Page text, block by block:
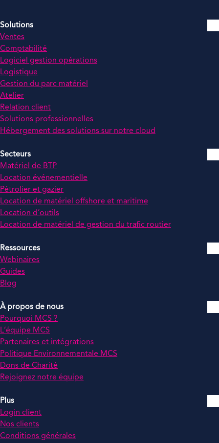
Solutions
Ventes
Comptabilité
Logiciel gestion opérations
Logistique
Gestion du parc matériel
Atelier
Relation client
Solutions professionnelles
Hébergement des solutions sur notre cloud
Secteurs
Matériel de BTP
Location événementielle
Pétrolier et gazier
Location de matériel offshore et maritime
Location d’outils
Location de matériel de gestion du trafic routier
Ressources
Webinaires
Guides
Blog
À propos de nous
Pourquoi MCS ?
L’équipe MCS
Partenaires et intégrations
Politique Environnementale MCS
Dons de Charité
Rejoignez notre équipe
Plus
Login client
Nos clients
Conditions générales